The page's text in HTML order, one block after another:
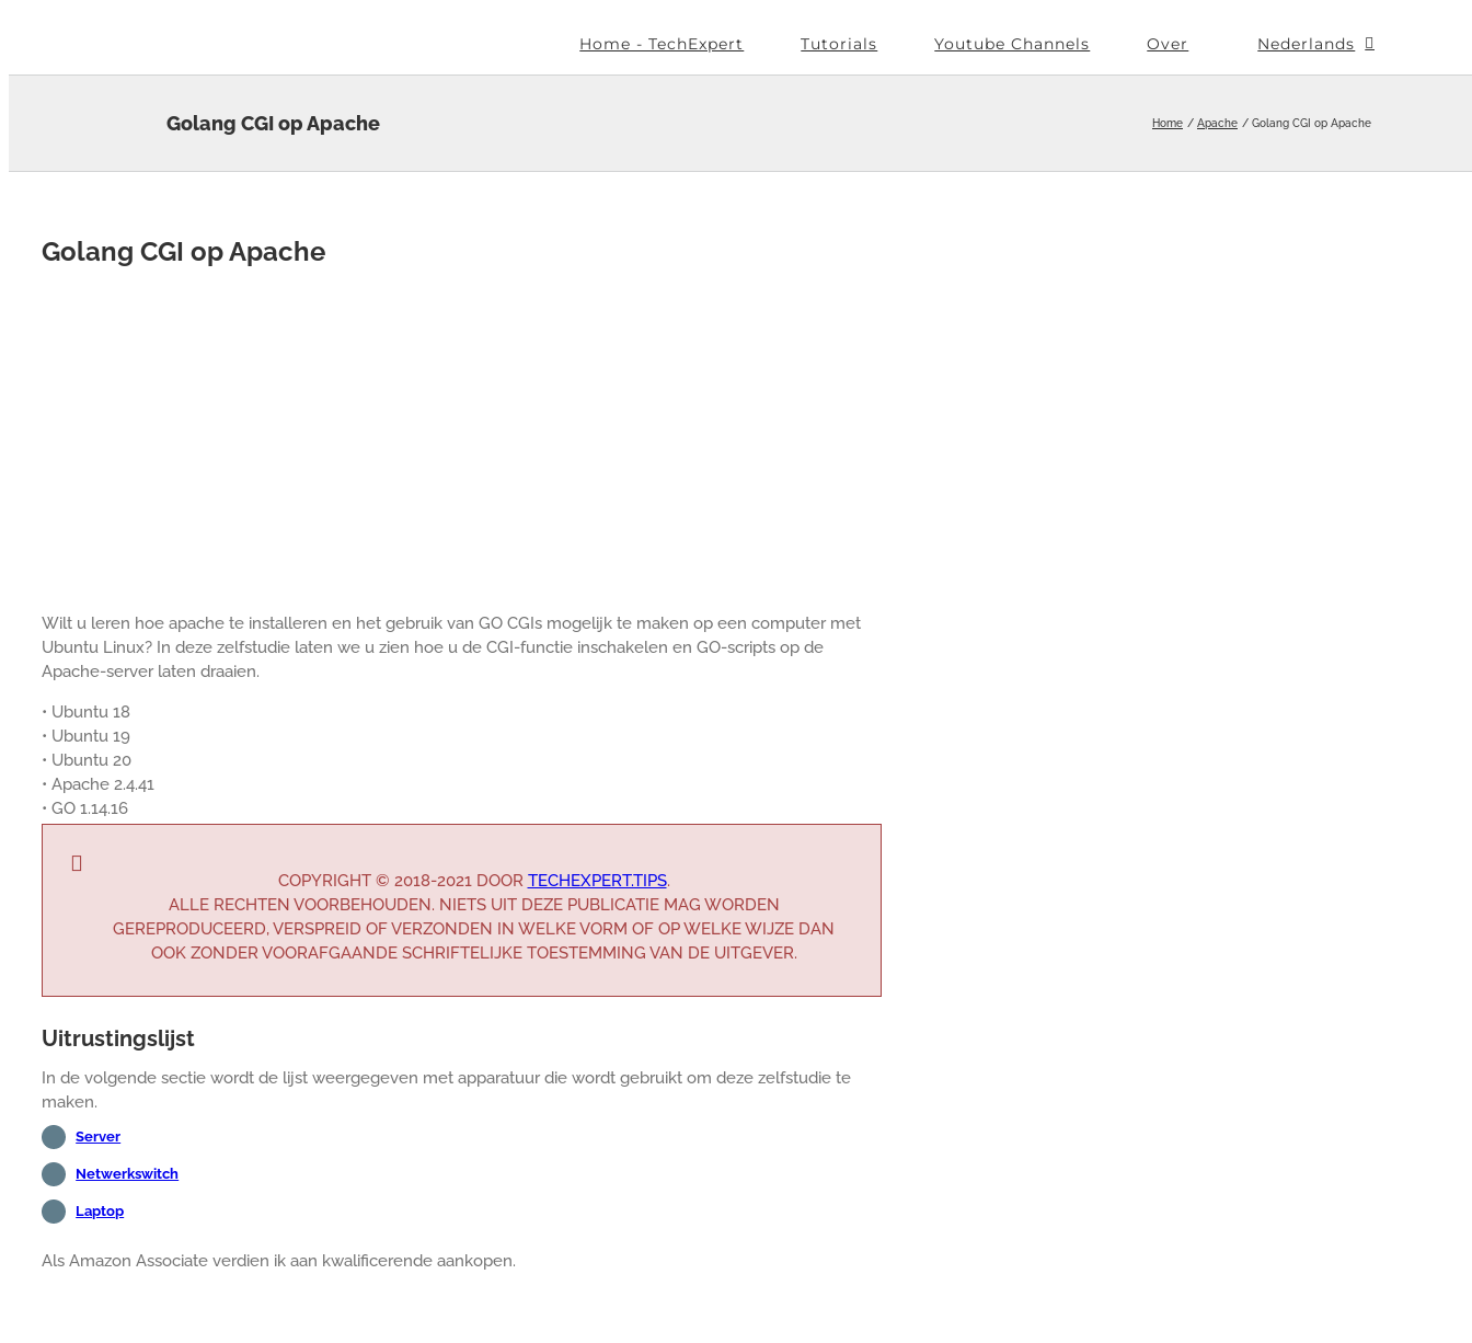
Home - TechExpert Tutorials Youtube Channels Over Nederlands
Golang CGI op Apache Home Apache Golang CGI op Apache
Golang CGI op Apache
Wilt u leren hoe apache te installeren en het gebruik van GO CGIs mogelijk te maken op een computer met
Ubuntu Linux? In deze zelfstudie laten we u zien hoe u de CGI-functie inschakelen en GO-scripts op de
Apache-server laten draaien.
• Ubuntu 18
• Ubuntu 19
• Ubuntu 20
• Apache 2.4.41
• GO 1.14.16
COPYRIGHT © 2018-2021 DOOR TECHEXPERT.TIPS.
ALLE RECHTEN VOORBEHOUDEN. NIETS UIT DEZE PUBLICATIE MAG WORDEN
GEREPRODUCEERD, VERSPREID OF VERZONDEN IN WELKE VORM OF OP WELKE WIJZE DAN
OOK ZONDER VOORAFGAANDE SCHRIFTELIJKE TOESTEMMING VAN DE UITGEVER.
Uitrustingslijst
In de volgende sectie wordt de lijst weergegeven met apparatuur die wordt gebruikt om deze zelfstudie te
maken.
Server
Netwerkswitch
Laptop
Als Amazon Associate verdien ik aan kwalificerende aankopen.